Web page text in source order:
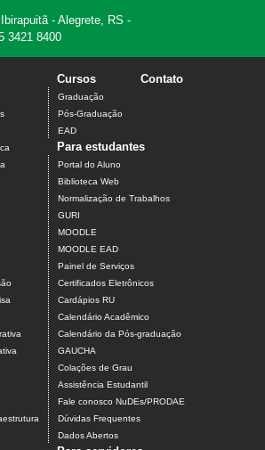
- Alegrete, RS -
3421 8400
Cursos
Graduação
Pós-Graduação
EAD
Contato
Para estudantes
Portal do Aluno
Biblioteca Web
Normalização de Trabalhos
GURI
MOODLE
MOODLE EAD
Painel de Serviços
Certificados Eletrônicos
Cardápios RU
Calendário Acadêmico
Calendário da Pós-graduação
GAUCHA
Colações de Grau
Assistência Estudantil
Fale conosco NuDEs/PRODAE
Dúvidas Frequentes
Dados Abertos